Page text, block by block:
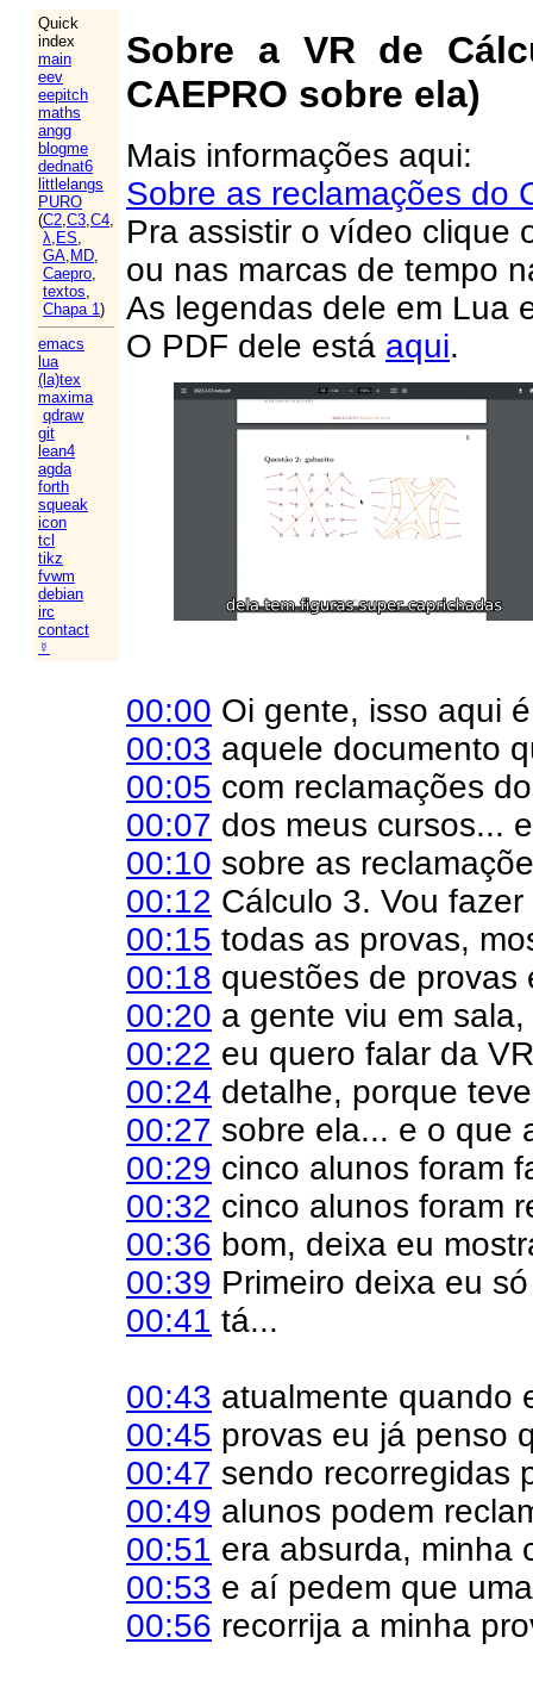
Quick
index
main
eev
eepitch
maths
angg
blogme
dednat6
littlelangs
PURO
(C2,C3,C4,
λ, ES,
GA, MD,
Caepro,
textos,
Chapa 1)
emacs
lua
(la)tex
maxima
qdraw
git
lean4
agda
forth
squeak
icon
tcl
tikz
fvwm
debian
irc
contact
☿
Sobre a VR de
CAEPRO sobre ela)
Mais informações aqui:
Sobre as reclamações do
Pra assistir o vídeo clique
ou nas marcas de tempo
As legendas dele em Lua
O PDF dele está aqui.
00:00 Oi gente, isso aqui
00:03 aquele documento
00:05 com reclamações
00:07 dos meus cursos...
00:10 sobre as
00:12 Cálculo 3. Vou
00:15 todas as provas,
00:18 questões de provas
00:20 a gente viu em
00:22 eu quero falar da
00:24 detalhe, porque
00:27 sobre ela... e o que
00:29 cinco alunos foram
00:32 cinco alunos foram
00:36 bom, deixa eu
00:39 Primeiro deixa eu
00:41 tá...
00:43 atualmente quando
00:45 provas eu já penso
00:47 sendo recorregidas
00:49 alunos podem
00:51 era absurda, minha
00:53 e aí pedem que
00:56 recorrija a minha